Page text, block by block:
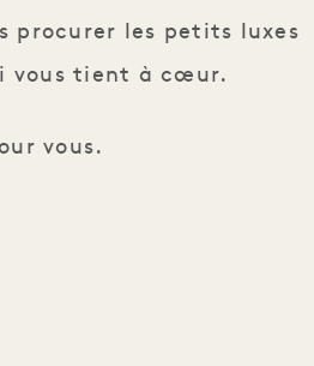
procurer les petits luxes
vous tient à cœur.
vous.